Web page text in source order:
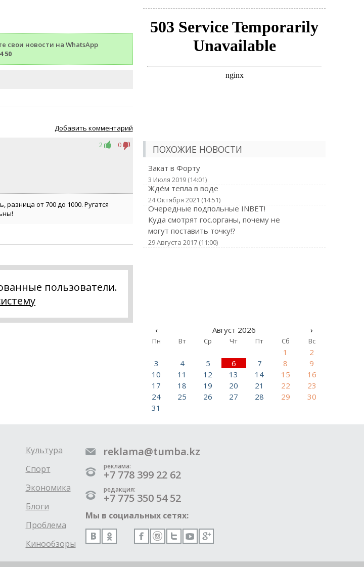
свои новости на WhatsApp
50
Добавить комментарий
2 0
от 700 до 1000. Ругатся
пользователи.
ПОХОЖИЕ НОВОСТИ
Закат в Форту
3 Июля 2019 (14:01)
Ждём тепла в воде
24 Октября 2021 (14:51)
Очередные подпольные INBET!
Куда смотрят гос.органы, почему не
могут поставить точку!?
29 Августа 2017 (11:00)
‹ Август 2026 ›
Пн Вт Ср Чт Пт Сб Вс
1
2
3
4 5 6 7 8
9
10
11 12 13 14 15
16
17
18 19 20 21 22
23
24
25 26 27 28 29
30
31
Культура
Спорт
Экономика
Блоги
Проблема
Кинообзоры
reklama@tumba.kz
реклама:
+7 778 399 22 62
редакция:
+7 775 350 54 52
Мы в социальных сетях: